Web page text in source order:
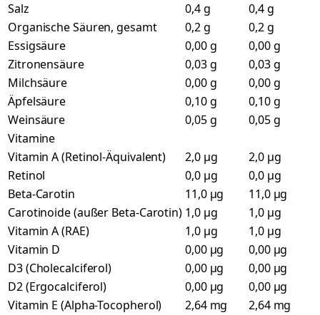
Salz
0,4 g
0,4 g
Organische Säuren, gesamt
0,2 g
0,2 g
Essigsäure
0,00 g
0,00 g
Zitronensäure
0,03 g
0,03 g
Milchsäure
0,00 g
0,00 g
Äpfelsäure
0,10 g
0,10 g
Weinsäure
0,05 g
0,05 g
Vitamine
Vitamin A (Retinol-Äquivalent)
2,0 µg
2,0 µg
Retinol
0,0 µg
0,0 µg
Beta-Carotin
11,0 µg
11,0 µg
Carotinoide (außer Beta-Carotin) 1,0 µg
1,0 µg
Vitamin A (RAE)
1,0 µg
1,0 µg
Vitamin D
0,00 µg
0,00 µg
D3 (Cholecalciferol)
0,00 µg
0,00 µg
D2 (Ergocalciferol)
0,00 µg
0,00 µg
Vitamin E (Alpha-Tocopherol)
2,64 mg
2,64 mg